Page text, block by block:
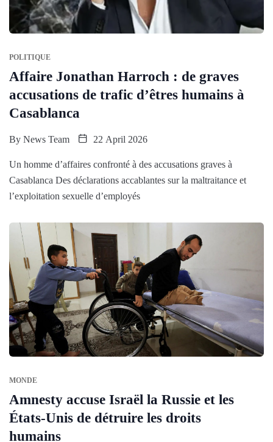
POLITIQUE
Affaire Jonathan Harroch : de graves
accusations de trafic d’êtres humains à
Casablanca
By News Team 22 April 2026
Un homme d’affaires confronté à des accusations graves à
Casablanca Des déclarations accablantes sur la maltraitance et
l’exploitation sexuelle d’employés
MONDE
Amnesty accuse Israël la Russie et les
États-Unis de détruire les droits
humains